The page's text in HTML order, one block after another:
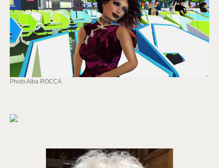
Photo Alba ROCCA